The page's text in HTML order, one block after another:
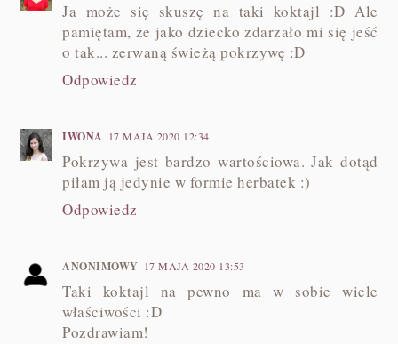
Ja może się skuszę na taki koktajl :D Ale
pamiętam, że jako dziecko zdarzało mi się jeść
o tak... zerwaną świeżą pokrzywę :D
Odpowiedz
IWONA 17 MAJA 2020 12:34
Pokrzywa jest bardzo wartościowa. Jak dotąd
piłam ją jedynie w formie herbatek :)
Odpowiedz
ANONIMOWY 17 MAJA 2020 13:53
Taki koktajl na pewno ma w sobie wiele
właściwości :D
Pozdrawiam!